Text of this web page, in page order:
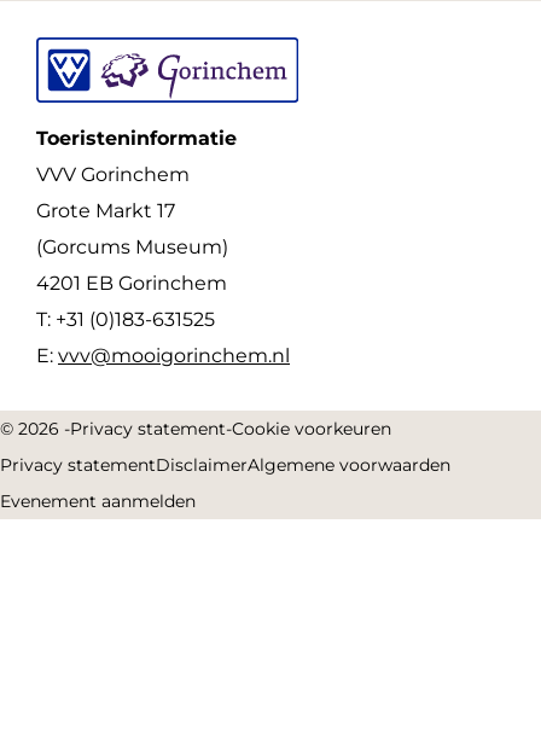
t
Toeristeninformatie
VVV Gorinchem
Grote Markt 17
(Gorcums Museum)
4201 EB Gorinchem
T: +31 (0)183-631525
E: vvv@mooigorinchem.nl
© 2026 -Privacy statement-Cookie voorkeuren
Privacy statementDisclaimerAlgemene voorwaarden
Evenement aanmelden